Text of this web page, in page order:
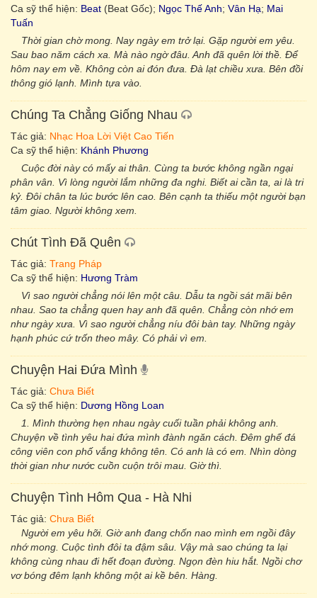
Ca sỹ thể hiện: Beat (Beat Gốc); Ngọc Thế Anh; Vân Hạ; Mai
Tuấn
Thời gian chờ mong. Nay ngày em trở lại. Gặp người em yêu.
Sau bao năm cách xa. Mà nào ngờ đâu. Anh đã quên lời thề. Để
hôm nay em về. Không còn ai đón đưa. Đà lạt chiều xưa. Bên đồi
thông gió lạnh. Mình tựa vào.
Chúng Ta Chẳng Giống Nhau
Tác giả: Nhạc Hoa Lời Việt Cao Tiến
Ca sỹ thể hiện: Khánh Phương
Cuộc đời này có mấy ai thân. Cùng ta bước không ngần ngại
phân vân. Vì lòng người lắm những đa nghi. Biết ai cần ta, ai là tri
kỷ. Đôi chân ta lúc bước lên cao. Bên cạnh ta thiếu một người bạn
tâm giao. Người không xem.
Chút Tình Đã Quên
Tác giả: Trang Pháp
Ca sỹ thể hiện: Hương Tràm
Vì sao người chẳng nói lên một câu. Dẫu ta ngồi sát mãi bên
nhau. Sao ta chẳng quen hay anh đã quên. Chẳng còn nhớ em
như ngày xưa. Vì sao người chẳng níu đôi bàn tay. Những ngày
hạnh phúc cứ trốn theo mây. Có phải vì em.
Chuyện Hai Đứa Mình
Tác giả: Chưa Biết
Ca sỹ thể hiện: Dương Hồng Loan
1. Mình thường hẹn nhau ngày cuối tuần phải không anh.
Chuyện về tình yêu hai đứa mình đành ngăn cách. Đêm ghế đá
công viên con phố vắng không tên. Có anh là có em. Nhìn dòng
thời gian như nước cuồn cuộn trôi mau. Giờ thì.
Chuyện Tình Hôm Qua - Hà Nhi
Tác giả: Chưa Biết
Người em yêu hỡi. Giờ anh đang chốn nao mình em ngồi đây
nhớ mong. Cuộc tình đôi ta đậm sâu. Vậy mà sao chúng ta lại
không cùng nhau đi hết đoạn đường. Ngọn đèn hiu hắt. Ngồi chơ
vơ bóng đêm lạnh không một ai kề bên. Hàng.